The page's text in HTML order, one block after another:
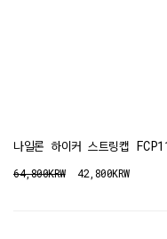
나일론 하이커 스트링캡
64,800KRW 42,800KRW